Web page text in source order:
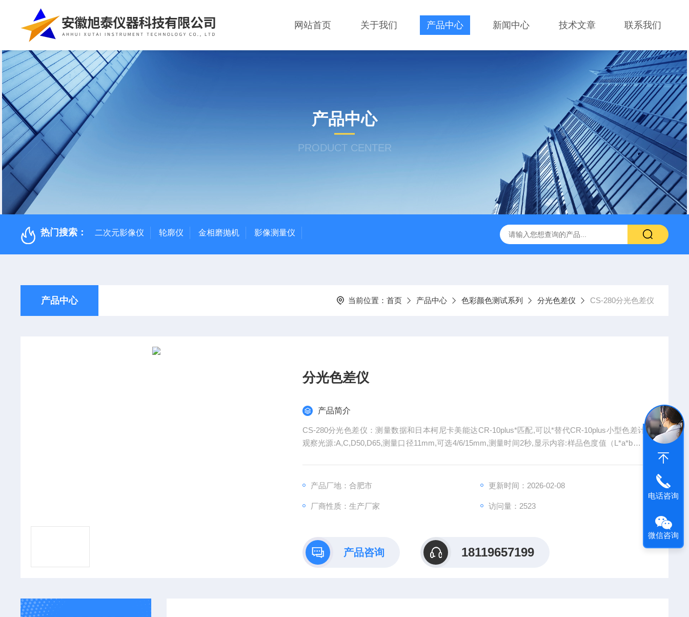
网站首页 关于我们 产品中心 新闻中心 技术文章 联系我们
产品中心
PRODUCT CENTER
热门搜索： 二次元影像仪 轮廓仪 金相磨抛机 影像测量仪
产品中心 当前位置： 首页 产品中心 色彩颜色测试系列 分光色差仪 CS-280分光色差仪
分光色差仪
产品简介
CS-280分光色差仪：测量数据和日本柯尼卡美能达CR-10plus*匹配,可以*替代CR-10plus小型色差计,
观察光源:A,C,D50,D65,测量口径11mm,可选4/6/15mm,测量时间2秒,显示内容:样品色度值（L*a*b，L*
产品厂地：合肥市
更新时间：2026-02-08
厂商性质：生产厂家 访问量：2523
产品咨询 18119657199
电话咨询
微信咨询